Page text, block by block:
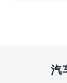
汽